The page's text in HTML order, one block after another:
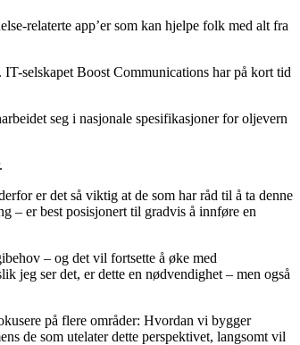
relaterte app’er som kan hjelpe folk med alt fra
selskapet Boost Communications har på kort tid
seg i nasjonale spesifikasjoner for oljevern
er det så viktig at de som har råd til å ta denne
– er best posisjonert til gradvis å innføre en
– og det vil fortsette å øke med
jeg ser det, er dette en nødvendighet – men også
på flere områder: Hvordan vi bygger
de som utelater dette perspektivet, langsomt vil